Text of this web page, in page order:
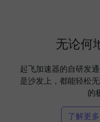
无论何
起飞加速器的自研发
是沙发上，都能轻松
的
了解更